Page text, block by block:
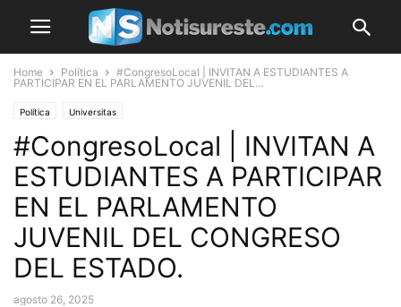
Home Política
#CongresoLocal | INVITAN A ESTUDIANTES A
PARTICIPAR EN EL PARLAMENTO JUVENIL DEL...
Política Universitas
#CongresoLocal | INVITAN A
ESTUDIANTES A PARTICIPAR
EN EL PARLAMENTO
JUVENIL DEL CONGRESO
DEL ESTADO.
agosto 26, 2025